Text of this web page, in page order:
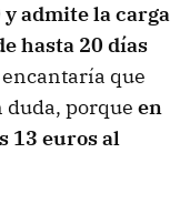
admite la carga
hasta 20 días
que
duda, porque en
13 euros al